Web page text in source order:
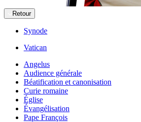
Retour
Synode
Vatican
Angelus
Audience générale
Béatification et canonisation
Curie romaine
Église
Évangélisation
Pape François